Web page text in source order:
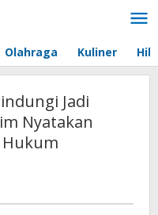
Olahraga Kuliner
Jadi
Nyatakan
Hukum